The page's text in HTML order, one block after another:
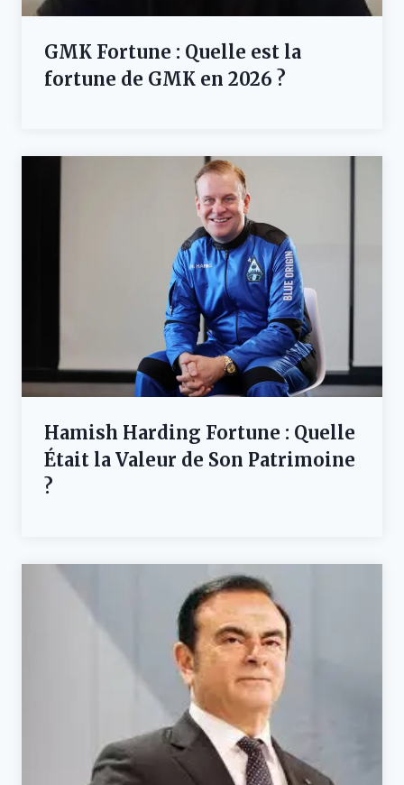
GMK Fortune : Quelle est la
fortune de GMK en 2026 ?
Hamish Harding Fortune : Quelle
Était la Valeur de Son Patrimoine
?